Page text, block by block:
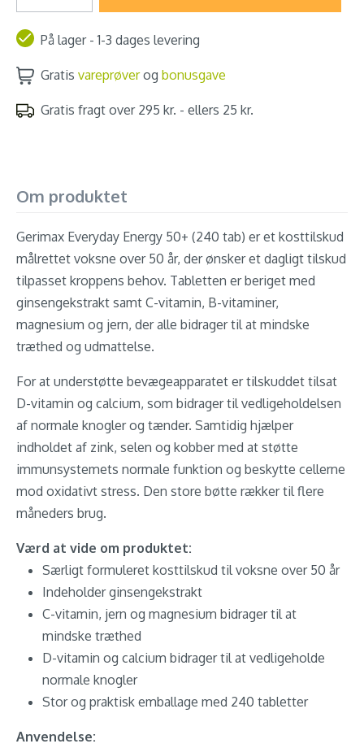
På lager - 1-3 dages levering
Gratis vareprøverog bonusgave
Gratis fragt over 295 kr. - ellers 25 kr.
Om produktet
Gerimax Everyday Energy 50+ (240 tab) er et kosttilskud
målrettet voksne over 50 år, der ønsker et dagligt tilskud
tilpasset kroppens behov. Tabletten er beriget med
ginsengekstrakt samt C-vitamin, B-vitaminer,
magnesium og jern, der alle bidrager til at mindske
træthed og udmattelse.
For at understøtte bevægeapparatet er tilskuddet tilsat
D-vitamin og calcium, som bidrager til vedligeholdelsen
af normale knogler og tænder. Samtidig hjælper
indholdet af zink, selen og kobber med at støtte
immunsystemets normale funktion og beskytte cellerne
mod oxidativt stress. Den store bøtte rækker til flere
måneders brug.
Værd at vide om produktet:
Særligt formuleret kosttilskud til voksne over 50 år
Indeholder ginsengekstrakt
C-vitamin, jern og magnesium bidrager til at
mindske træthed
D-vitamin og calcium bidrager til at vedligeholde
normale knogler
Stor og praktisk emballage med 240 tabletter
Anvendelse: